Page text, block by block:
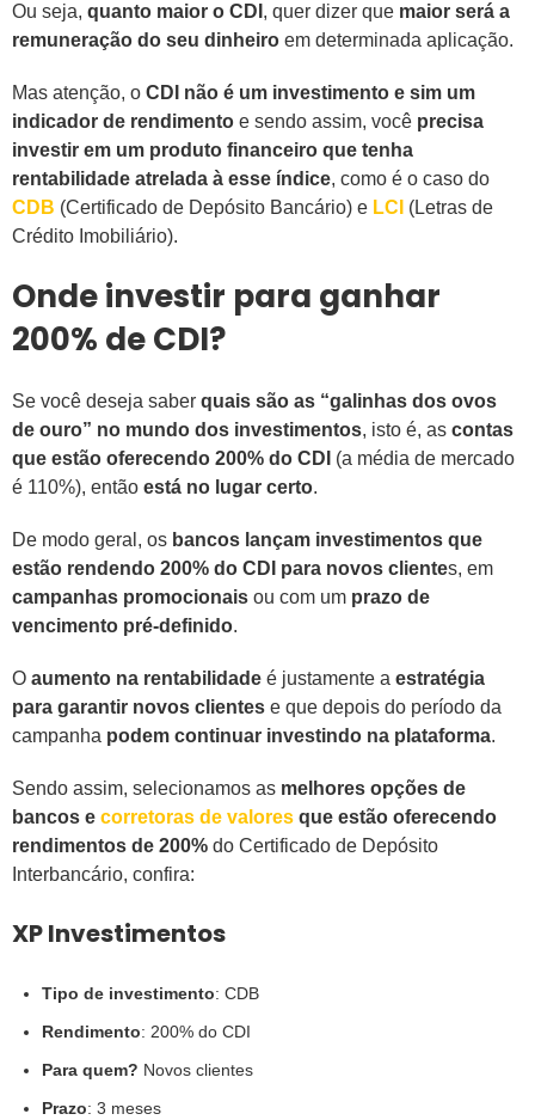
Ou seja, quanto maior o CDI , quer dizer que maior será a
remuneração do seu dinheiro em determinada aplicação.
Mas atenção, o CDI não é um investimento e sim um
indicador de rendimento e sendo assim, você precisa
investir em um produto financeiro que tenha
rentabilidade atrelada à esse índice, como é o caso do
CDB (Certificado de Depósito Bancário) e LCI (Letras de
Crédito Imobiliário).
Onde investir para ganhar
200% de CDI?
Se você deseja saber quais são as “galinhas dos ovos
de ouro” no mundo dos investimentos, isto é, as contas
que estão oferecendo 200% do CDI (a média de mercado
é 110%), então está no lugar certo.
De modo geral, os bancos lançam investimentos que
estão rendendo 200% do CDI para novos clientes, em
campanhas promocionais ou com um prazo de
vencimento pré-definido.
O aumento na rentabilidade é justamente a estratégia
para garantir novos clientes e que depois do período da
campanha podem continuar investindo na plataforma.
Sendo assim, selecionamos as melhores opções de
bancos e corretoras de valores que estão oferecendo
rendimentos de 200% do Certificado de Depósito
Interbancário, confira:
XP Investimentos
Tipo de investimento: CDB
Rendimento: 200% do CDI
Para quem? Novos clientes
Prazo: 3 meses